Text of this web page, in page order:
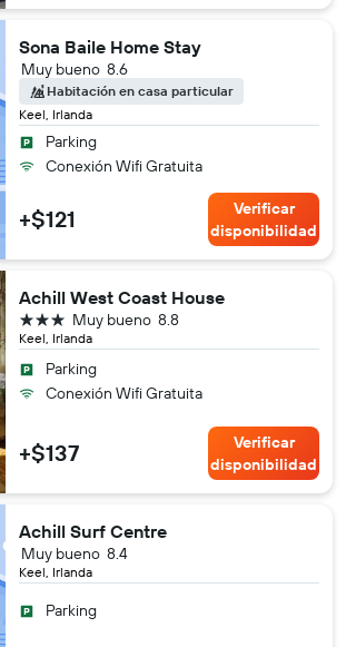
Sona Baile Home Stay
Keel, Irlanda
8.6
Muy bueno
Habitación en casa particular
Parking
Conexión Wifi Gratuita
+$121
Verificar
disponibilidad
Achill West Coast House
Keel, Irlanda
8.8
Muy bueno
3 estrellas
Parking
Conexión Wifi Gratuita
+$137
Verificar
disponibilidad
Achill Surf Centre
Keel, Irlanda
8.4
Muy bueno
Parking